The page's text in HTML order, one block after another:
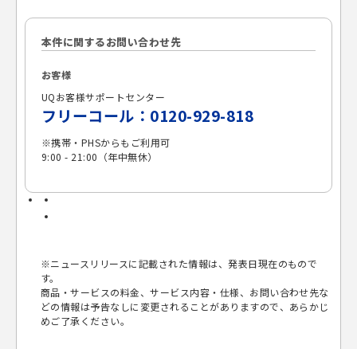
本件に関するお問い合わせ先
お客様
UQお客様サポートセンター
フリーコール：0120-929-818
※携帯・PHSからもご利用可
9:00 - 21:00（年中無休）
※ニュースリリースに記載された情報は、発表日現在のもので
す。
商品・サービスの料金、サービス内容・仕様、お問い合わせ先な
どの情報は予告なしに変更されることがありますので、あらかじ
めご了承ください。